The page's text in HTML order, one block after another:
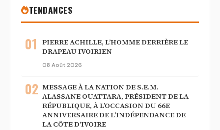
TENDANCES
01
PIERRE ACHILLE, L’HOMME DERRIÈRE LE
DRAPEAU IVOIRIEN
08 Août 2026
02 MESSAGE À LA NATION DE S.E.M.
ALASSANE OUATTARA, PRÉSIDENT DE LA
RÉPUBLIQUE, À L’OCCASION DU 66E
ANNIVERSAIRE DE L’INDÉPENDANCE DE
LA CÔTE D’IVOIRE